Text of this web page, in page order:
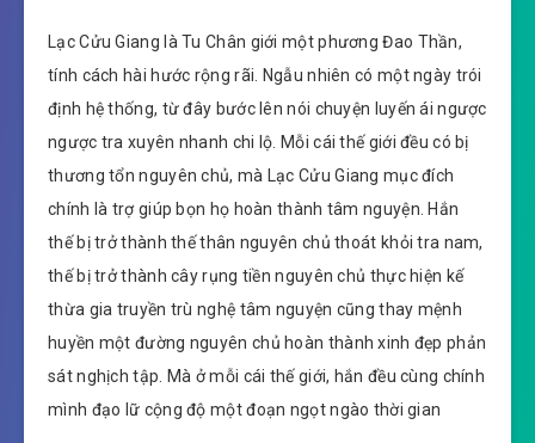
Lạc Cửu Giang là Tu Chân giới một phương Đao Thần,
tính cách hài hước rộng rãi. Ngẫu nhiên có một ngày trói
định hệ thống, từ đây bước lên nói chuyện luyến ái ngược
ngược tra xuyên nhanh chi lộ. Mỗi cái thế giới đều có bị
thương tổn nguyên chủ, mà Lạc Cửu Giang mục đích
chính là trợ giúp bọn họ hoàn thành tâm nguyện. Hắn
thế bị trở thành thế thân nguyên chủ thoát khỏi tra nam,
thế bị trở thành cây rụng tiền nguyên chủ thực hiện kế
thừa gia truyền trù nghệ tâm nguyện cũng thay mệnh
huyền một đường nguyên chủ hoàn thành xinh đẹp phản
sát nghịch tập. Mà ở mỗi cái thế giới, hắn đều cùng chính
mình đạo lữ cộng độ một đoạn ngọt ngào thời gian